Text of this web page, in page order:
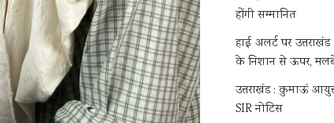
होंगी सम्मानित
हाई अलर्ट पर
के निशान से ऊपर,
उत्तराखंड : कुमाऊं
SIR नोटिस